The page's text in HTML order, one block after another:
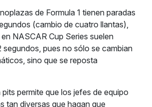
de Formula 1 tienen paradas
(cambio de cuatro llantas),
NASCAR Cup Series suelen
segundos, pues no sólo se cambian
sino que se reposta
permite que los jefes de equipo
tan diversas que hagan que